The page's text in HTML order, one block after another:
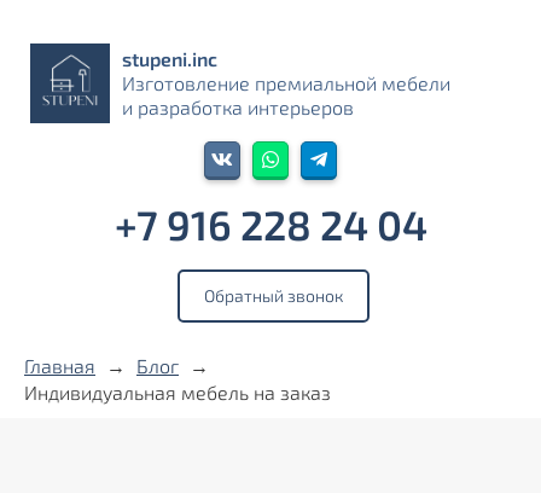
stupeni.inс
Изготовление премиальной мебели
и разработка интерьеров
+7 916 228 24 04‬
Обратный звонок
Главная → Блог
→
Индивидуальная мебель на заказ